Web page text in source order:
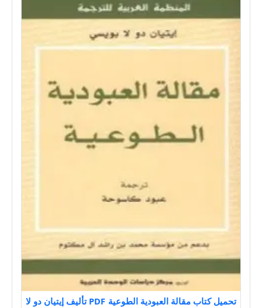
تحميل كتاب مقالة العبودية الطوعية PDF تأليف إيتيان دو لا